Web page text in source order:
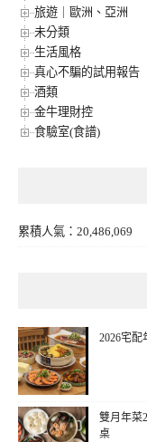
旅遊｜歐洲、亞洲
未分類
生活風格
真心不騙的試用報告
酒類
金牛理財控
食驗室(食譜)
累積人氣：20,486,069
2026宅配
雙月年菜
桌